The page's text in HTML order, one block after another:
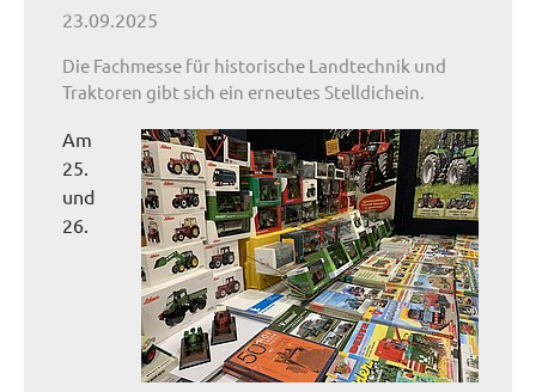
23.09.2025
Die Fachmesse für historische Landtechnik und
Traktoren gibt sich ein erneutes Stelldichein.
Am
25.
und
26.